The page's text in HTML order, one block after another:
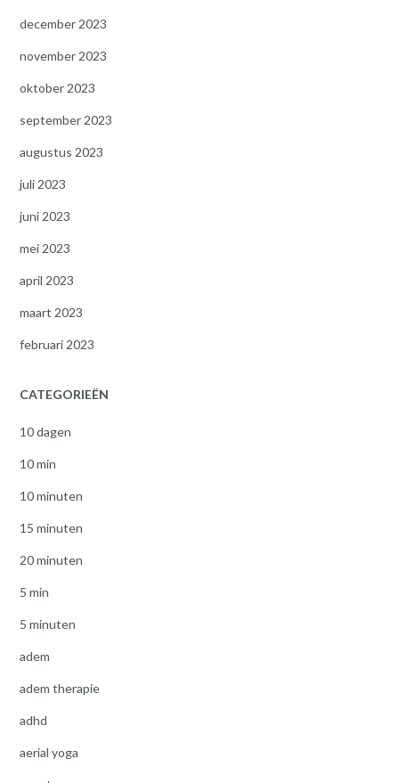
december 2023
november 2023
oktober 2023
september 2023
augustus 2023
juli 2023
juni 2023
mei 2023
april 2023
maart 2023
februari 2023
CATEGORIEËN
10 dagen
10 min
10 minuten
15 minuten
20 minuten
5 min
5 minuten
adem
adem therapie
adhd
aerial yoga